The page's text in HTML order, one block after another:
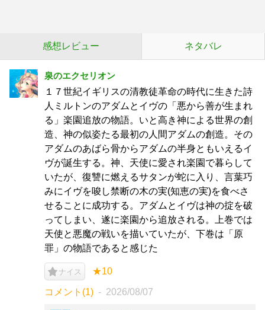
感想レビュー ネタバレ
泉のエクセリオン
１７世紀イギリスの清教徒革命の時代に生きた詩
人ミルトンのアダムとイヴの「悪から善が生まれ
る」楽園追放の物語。いと高き神による世界の創
造、神の似姿たる最初の人間アダムの創造。その
アダムのあばら骨からアダムの半身ともいえるイ
ヴが誕生する。神、天使に愛され楽園で暮らして
いたが、復讐に燃えるサタンが蛇に入り、言葉巧
みにイヴを唆し禁断の木の実(知恵の実)を食べさ
せることに成功する。アダムとイヴは神の掟を破
ってしまい、遂に楽園から追放される。上巻では
天使と悪魔の戦いを描いていたが、下巻は「原
罪」の物語であると感じた
ナイス ★10
コメント(1) 2026/08/07